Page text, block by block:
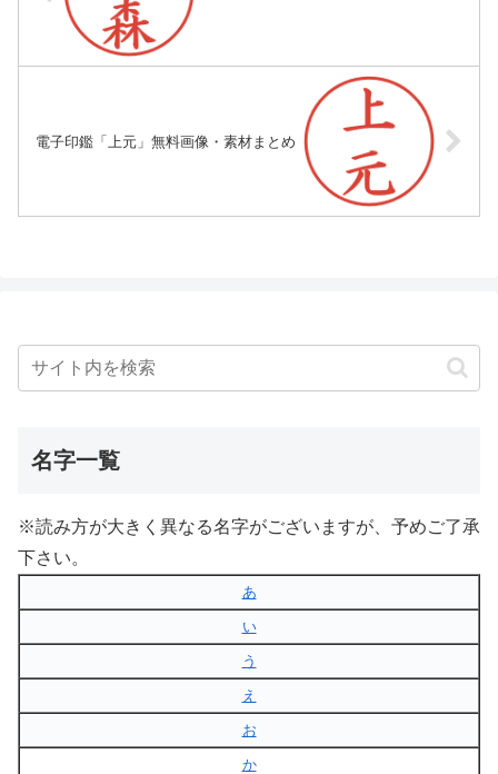
電子印鑑「上元」無料画像・素材まとめ
名字一覧
※読み方が大きく異なる名字がございますが、予めご了承
下さい。
あ
い
う
え
お
か